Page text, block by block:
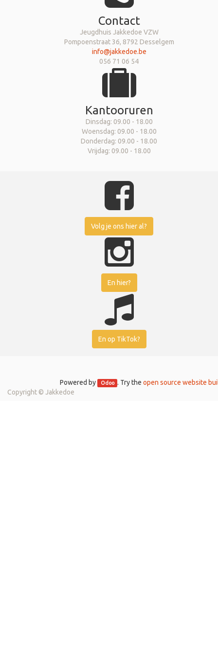
Contact
Jeugdhuis Jakkedoe VZW
Pompoenstraat 36, 8792 Desselgem
info@jakkedoe.be
056 71 06 54
Kantooruren
Dinsdag: 09.00 - 18.00
Woensdag: 09.00 - 18.00
Donderdag: 09.00 - 18.00
Vrijdag: 09.00 - 18.00
Volg je ons hier al?
En hier?
En op TikTok?
Powered by Odoo . Try the open source website
Copyright © Jakkedoe